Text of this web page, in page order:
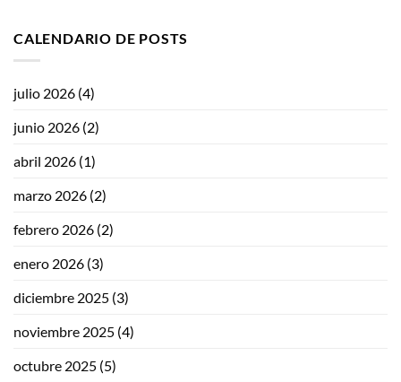
CALENDARIO DE POSTS
julio 2026 (4)
junio 2026 (2)
abril 2026 (1)
marzo 2026 (2)
febrero 2026 (2)
enero 2026 (3)
diciembre 2025 (3)
noviembre 2025 (4)
octubre 2025 (5)